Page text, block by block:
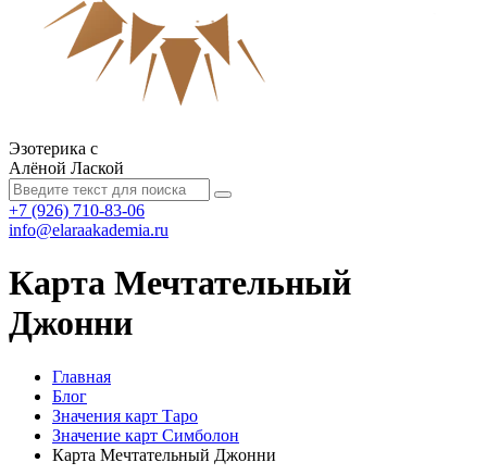
Эзотерика с
Алёной Лаской
+7 (926) 710-83-06
info@elaraakademia.ru
Карта Мечтательный
Джонни
Главная
Блог
Значения карт Таро
Значение карт Симболон
Карта Мечтательный Джонни